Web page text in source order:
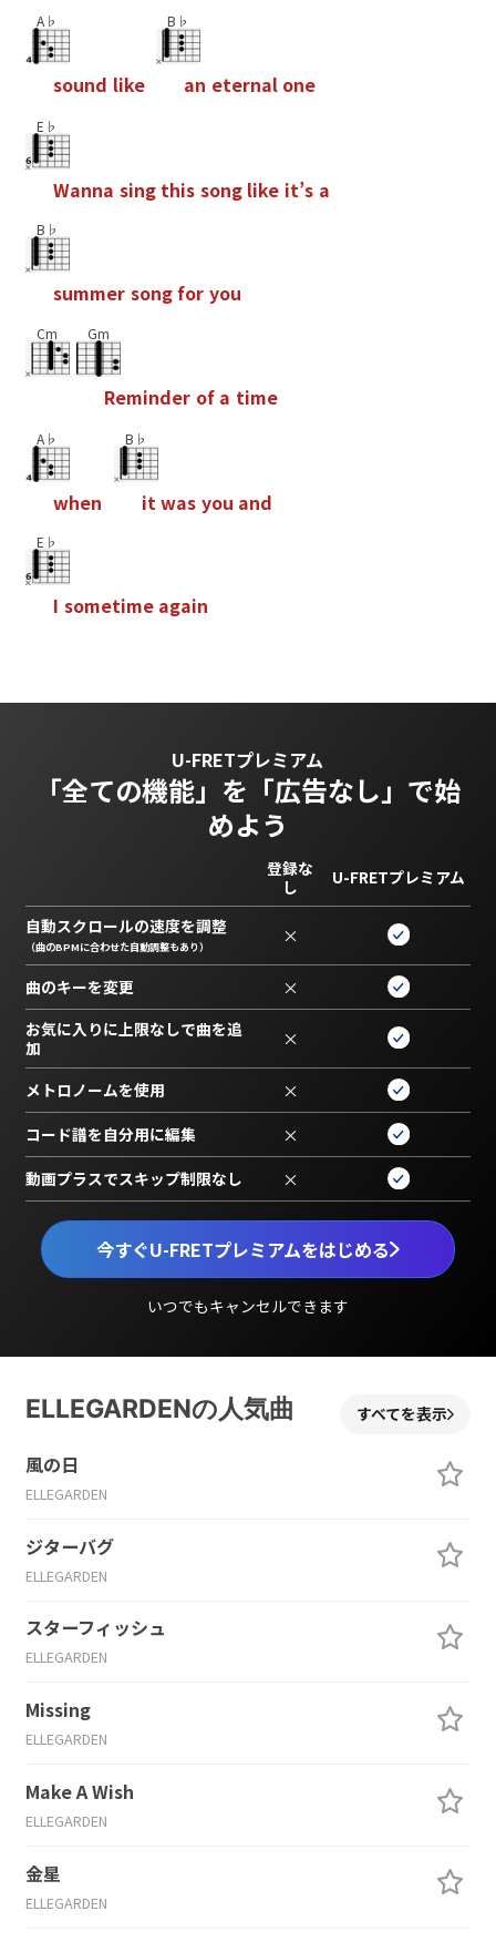
A♭
sound like
B♭
an eternal one
E♭
Wanna sing this song like it’s a
B♭
summer songfor you
Cm Gm
Reminder of a time
A♭
when
B♭
it was you and
E♭
I sometime again
U-FRETプレミアム
「全ての機能」を 「広告なし」で始
めよう
今すぐU-FRETプレミアムをはじめる
いつでもキャンセルできます
登録な
し
U-FRETプレミアム
自動スクロールの速度を調整
（曲のBPMに合わせた自動調整もあり） ×
曲のキーを変更 ×
お気に入りに上限なしで曲を追
加
×
メトロノームを使用 ×
コード譜を自分用に編集 ×
動画プラスでスキップ制限なし ×
ELLEGARDENの人気曲 すべてを表示
風の日
ELLEGARDEN
ジターバグ
ELLEGARDEN
スターフィッシュ
ELLEGARDEN
Missing
ELLEGARDEN
Make A Wish
ELLEGARDEN
金星
ELLEGARDEN